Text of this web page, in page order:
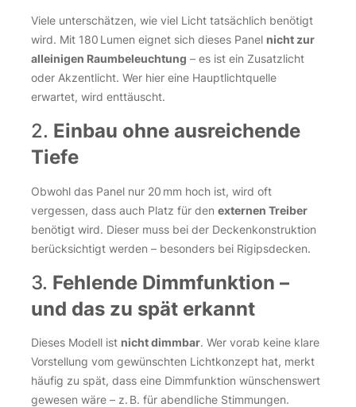
Viele unterschätzen, wie viel Licht tatsächlich benötigt
wird. Mit 180 Lumen eignet sich dieses Panel nicht zur
alleinigen Raumbeleuchtung – es ist ein Zusatzlicht
oder Akzentlicht. Wer hier eine Hauptlichtquelle
erwartet, wird enttäuscht.
2. Einbau ohne ausreichende
Tiefe
Obwohl das Panel nur 20 mm hoch ist, wird oft
vergessen, dass auch Platz für den externen Treiber
benötigt wird. Dieser muss bei der Deckenkonstruktion
berücksichtigt werden – besonders bei Rigipsdecken.
3. Fehlende Dimmfunktion –
und das zu spät erkannt
Dieses Modell ist nicht dimmbar. Wer vorab keine klare
Vorstellung vom gewünschten Lichtkonzept hat, merkt
häufig zu spät, dass eine Dimmfunktion wünschenswert
gewesen wäre – z. B. für abendliche Stimmungen.